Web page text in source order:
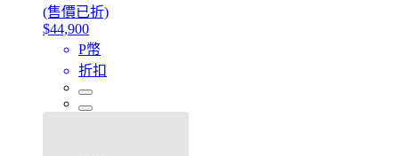
(售價已折)
$44,900
P幣
折扣